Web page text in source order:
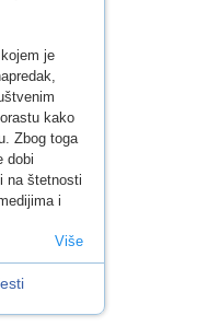
je
kako
Zbog toga
dobi
na štetnosti
i
Više